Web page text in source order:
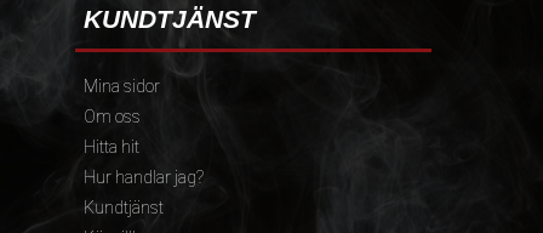
KUNDTJÄNST
Mina sidor
Om oss
Hitta hit
Hur handlar jag?
Kundtjänst